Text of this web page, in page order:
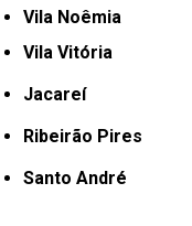
Vila Noêmia
Vila Vitória
Jacareí
Ribeirão Pires
Santo André